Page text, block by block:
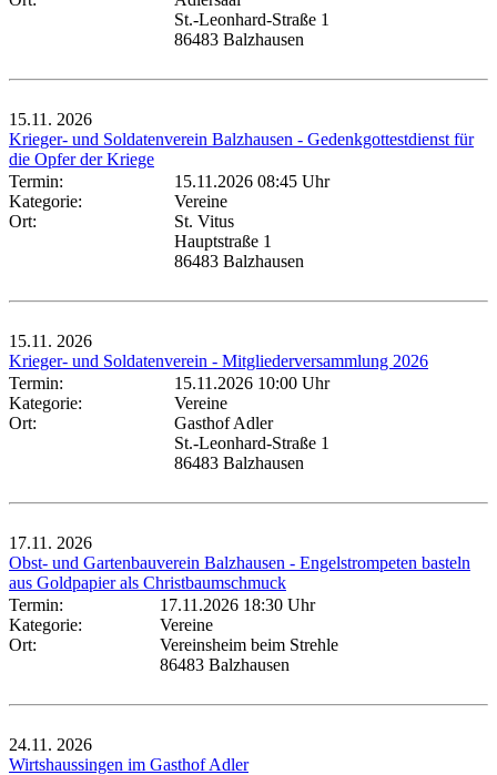
St.-Leonhard-Straße 1
86483 Balzhausen
15.11. 2026
Krieger- und Soldatenverein Balzhausen - Gedenkgottestdienst für
die Opfer der Kriege
Termin:
15.11.2026 08:45 Uhr
Kategorie:
Vereine
Ort:
St. Vitus
Hauptstraße 1
86483 Balzhausen
15.11. 2026
Krieger- und Soldatenverein - Mitgliederversammlung 2026
Termin:
15.11.2026 10:00 Uhr
Kategorie:
Vereine
Ort:
Gasthof Adler
St.-Leonhard-Straße 1
86483 Balzhausen
17.11. 2026
Obst- und Gartenbauverein Balzhausen - Engelstrompeten basteln
aus Goldpapier als Christbaumschmuck
Termin:
17.11.2026 18:30 Uhr
Kategorie:
Vereine
Ort:
Vereinsheim beim Strehle
86483 Balzhausen
24.11. 2026
Wirtshaussingen im Gasthof Adler